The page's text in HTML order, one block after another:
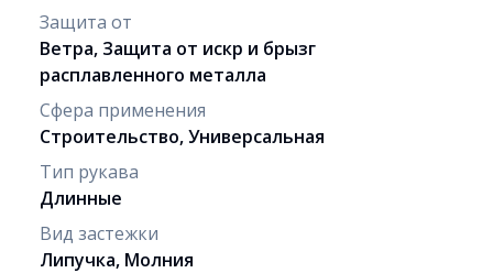
Защита от
Ветра, Защита от искр и брызг
расплавленного металла
Сфера применения
Строительство, Универсальная
Тип рукава
Длинные
Вид застежки
Липучка, Молния